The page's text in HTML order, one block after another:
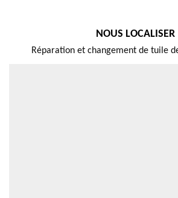
NOUS LOCALISER
Réparation et changement de tuile